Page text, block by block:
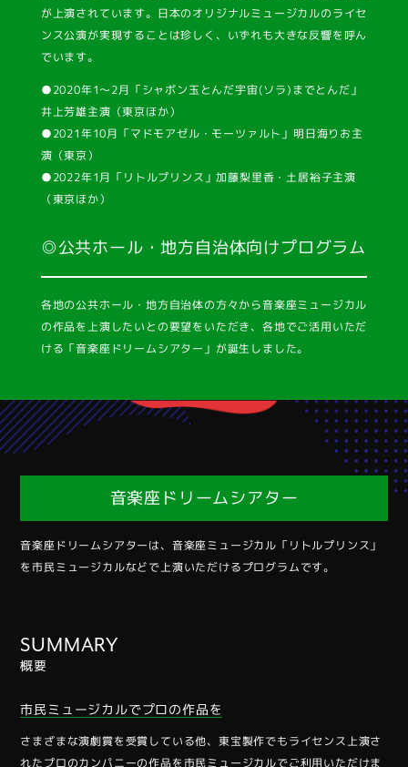
が上演されています。⽇本のオリジナルミュージカルのライセ
ンス公演が実現することは珍しく、いずれも⼤きな反響を呼ん
でいます。
●2020年1〜2⽉「シャボン⽟とんだ宇宙(ソラ)までとんだ」
井上芳雄主演（東京ほか）
●2021年10⽉「マドモアゼル・モーツァルト」明⽇海りお主
演（東京）
●2022年1⽉「リトルプリンス」加藤梨⾥⾹・⼟居裕⼦主演
（東京ほか）
◎公共ホール・地方自治体向けプログラム
各地の公共ホール・地方自治体の方々から音楽座ミュージカル
の作品を上演したいとの要望をいただき、各地でご活用いただ
ける「音楽座ドリームシアター」が誕生しました。
音楽座ドリームシアター
音楽座ドリームシアターは、音楽座ミュージカル「リトルプリンス」
を市民ミュージカルなどで上演いただけるプログラムです。
SUMMARY
概要
市民ミュージカルでプロの作品を
さまざまな演劇賞を受賞している他、東宝製作でもライセンス上演さ
れたプロのカンパニーの作品を市民ミュージカルでご利用いただけま